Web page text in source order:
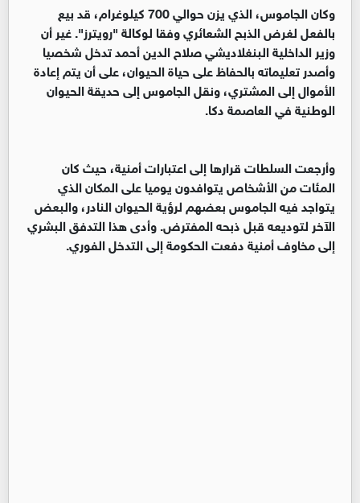
وكان الجاموس، الذي يزن حوالي 700 كيلوغرام، قد بيع
بالفعل لغرض الذبح الشعائري وفقا لوكالة "رويترز". غير أن
وزير الداخلية البنغلاديشي صلاح الدين أحمد تدخل شخصيا
وأصدر تعليماته بالحفاظ على حياة الحيوان، على أن يتم إعادة
الأموال إلى المشتري، ونقل الجاموس إلى حديقة الحيوان
الوطنية في العاصمة دكا.
وأرجعت السلطات قرارها إلى اعتبارات أمنية، حيث كان
المئات من الأشخاص يتوافدون يوميا على المكان الذي
يتواجد فيه الجاموس بعضهم لرؤية الحيوان النادر، والبعض
الآخر لتوديعه قبل ذبحه المفترض. وأدى هذا التدفق البشري
إلى مخاوف أمنية دفعت الحكومة إلى التدخل الفوري.